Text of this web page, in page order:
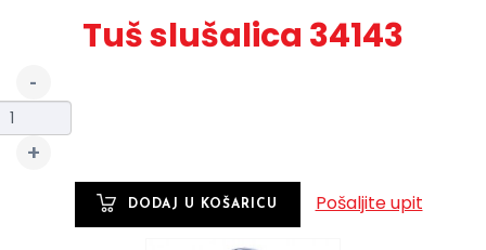
Tuš slušalica 34143
Pošaljite upit